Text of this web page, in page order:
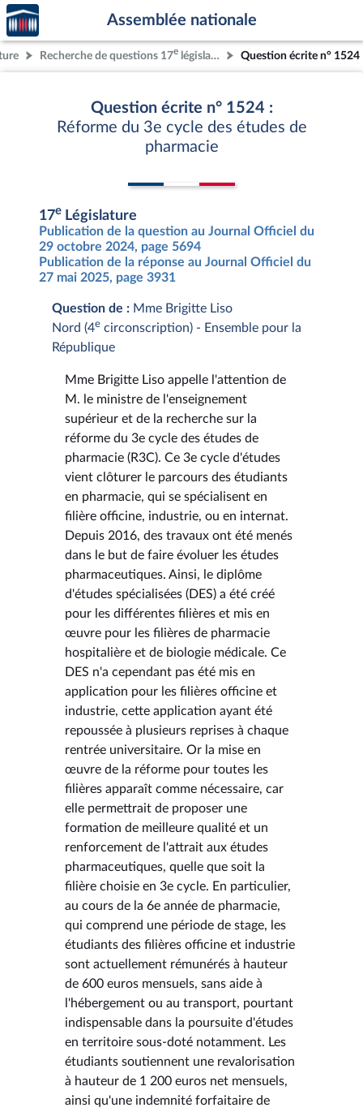
Aller au contenu
Aller en bas de la page
Accèder
à la
page
d'accueil
Assemblée nationale
Recherche de questions 17e législature Question écrite n° 1524
Question écrite n° 1524 :
Réforme du 3e cycle des études de
pharmacie
17e Législature
Publication de la question au Journal Officiel du
29 octobre 2024, page 5694
Publication de la réponse au Journal Officiel du
27 mai 2025, page 3931
Question de : Mme Brigitte Liso
Nord (4e circonscription) - Ensemble pour la
République
Mme Brigitte Liso appelle l'attention de
M. le ministre de l'enseignement
supérieur et de la recherche sur la
réforme du 3e cycle des études de
pharmacie (R3C). Ce 3e cycle d'études
vient clôturer le parcours des étudiants
en pharmacie, qui se spécialisent en
filière officine, industrie, ou en internat.
Depuis 2016, des travaux ont été menés
dans le but de faire évoluer les études
pharmaceutiques. Ainsi, le diplôme
d'études spécialisées (DES) a été créé
pour les différentes filières et mis en
œuvre pour les filières de pharmacie
hospitalière et de biologie médicale. Ce
DES n'a cependant pas été mis en
application pour les filières officine et
industrie, cette application ayant été
repoussée à plusieurs reprises à chaque
rentrée universitaire. Or la mise en
œuvre de la réforme pour toutes les
filières apparaît comme nécessaire, car
elle permettrait de proposer une
formation de meilleure qualité et un
renforcement de l'attrait aux études
pharmaceutiques, quelle que soit la
filière choisie en 3e cycle. En particulier,
au cours de la 6e année de pharmacie,
qui comprend une période de stage, les
étudiants des filières officine et industrie
sont actuellement rémunérés à hauteur
de 600 euros mensuels, sans aide à
l'hébergement ou au transport, pourtant
indispensable dans la poursuite d'études
en territoire sous-doté notamment. Les
étudiants soutiennent une revalorisation
à hauteur de 1 200 euros net mensuels,
ainsi qu'une indemnité forfaitaire de